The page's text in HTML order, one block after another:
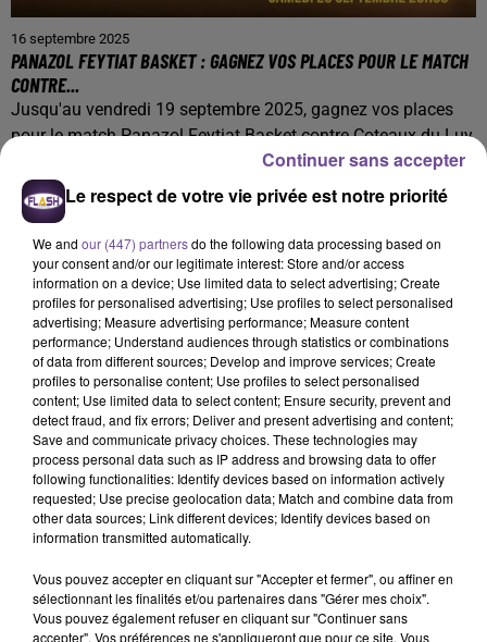
16 septembre 2025
PANAZOL FEYTIAT BASKET : GAGNEZ VOS PLACES POUR LE MATCH
CONTRE...
Jusqu'au vendredi 19 septembre 2025, gagnez vos places
pour le match Panazol Feytiat Basket contre Coteaux du Luy
15 septembre 2025
HANDBALL STARLIGUE : GAGNEZ VOS INVITATIONS POUR LE MATCH
LH /...
Jusqu'au vendredi 19 septembre 2025 à 14h, gagnez vos
invitations pour le match de Liqui Moly Starligue de handball
Le respect de votre vie privée est notre priorité
We and our (447) partnersdo the following data processing based on
your consent and/or our legitimate interest: Store and/or access
information on a device; Use limited data to select advertising; Create
profiles for personalised advertising; Use profiles to select personalised
advertising; Measure advertising performance; Measure content
performance; Understand audiences through statistics or combinations
of data from different sources; Develop and improve services; Create
profiles to personalise content; Use profiles to select personalised
content; Use limited data to select content; Ensure security, prevent and
detect fraud, and fix errors; Deliver and present advertising and content;
Save and communicate privacy choices. These technologies may
process personal data such as IP address and browsing data to offer
following functionalities: Identify devices based on information actively
requested; Use precise geolocation data; Match and combine data from
other data sources; Link different devices; Identify devices based on
information transmitted automatically.
Vous pouvez accepter en cliquant sur "Accepter et fermer", ou affiner en
sélectionnant les finalités et/ou partenaires dans "Gérer mes choix".
Vous pouvez également refuser en cliquant sur "Continuer sans
accepter". Vos préférences ne s'appliqueront que pour ce site. Vous
Continuer sans accepter